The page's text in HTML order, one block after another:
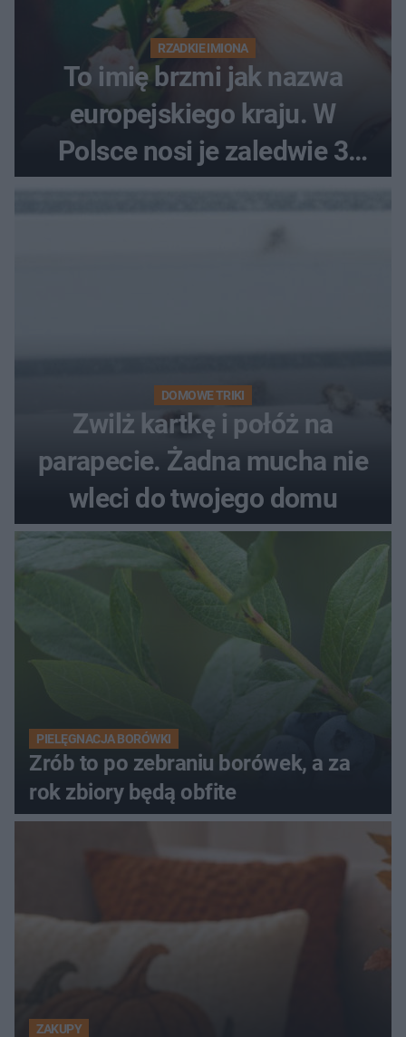
RZADKIE IMIONA
To imię brzmi jak nazwa
europejskiego kraju. W
Polsce nosi je zaledwie 3
kobiety
DOMOWE TRIKI
Zwilż kartkę i połóż na
parapecie. Żadna mucha nie
wleci do twojego domu
PIELĘGNACJA BORÓWKI
Zrób to po zebraniu borówek, a za
rok zbiory będą obfite
ZAKUPY